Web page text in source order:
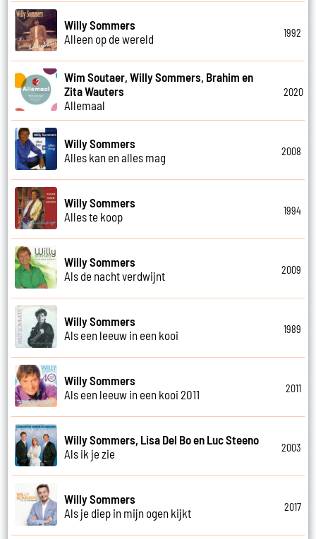
Willy Sommers
Alleen op de wereld
1992
Wim Soutaer, Willy Sommers, Brahim en
Zita Wauters
Allemaal
2020
Willy Sommers
Alles kan en alles mag
2008
Willy Sommers
Alles te koop
1994
Willy Sommers
Als de nacht verdwijnt
2009
Willy Sommers
Als een leeuw in een kooi
1989
Willy Sommers
Als een leeuw in een kooi 2011
2011
Willy Sommers, Lisa Del Bo en Luc Steeno
Als ik je zie
2003
Willy Sommers
Als je diep in mijn ogen kijkt
2017